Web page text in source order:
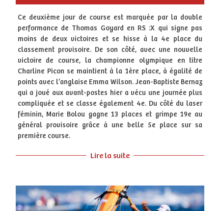
Ce deuxième jour de course est marquée par la double
performance de Thomas Goyard en RS :X qui signe pas
moins de deux victoires et se hisse à la 4e place du
classement provisoire. De son côté, avec une nouvelle
victoire de course, la championne olympique en titre
Charline Picon se maintient à la 1ère place, à égalité de
points avec l’anglaise Emma Wilson. Jean-Baptiste Bernaz
qui a joué aux avant-postes hier a vécu une journée plus
compliquée et se classe également 4e. Du côté du laser
féminin, Marie Bolou gagne 13 places et grimpe 19e au
général provisoire grâce à une belle 5e place sur sa
première course.
Lire la suite